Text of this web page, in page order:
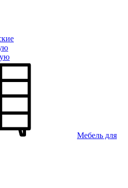
Мебель для